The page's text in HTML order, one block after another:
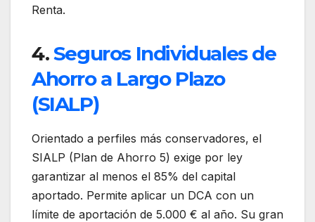
Renta.
4.Seguros Individuales de
Ahorro a Largo Plazo
(SIALP)
Orientado a perfiles más conservadores, el
SIALP (Plan de Ahorro 5) exige por ley
garantizar al menos el 85% del capital
aportado. Permite aplicar un DCA con un
límite de aportación de 5.000 € al año. Su gran